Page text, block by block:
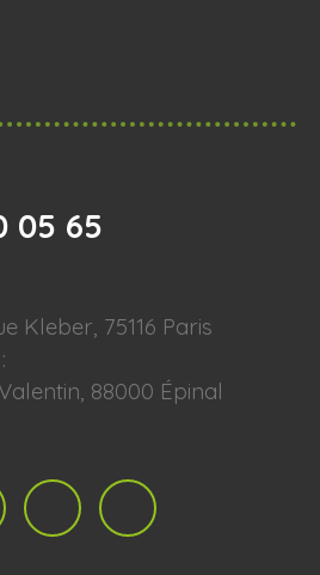
05 65
Kleber, 75116 Paris
88000 Épinal